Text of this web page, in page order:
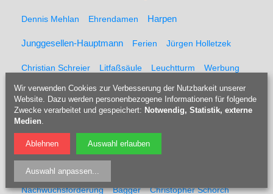
Dennis Mehlan Ehrendamen Harpen
Junggesellen-Hauptmann Ferien Jürgen Holletzek
Christian Schreier Litfaßsäule Leuchtturm Werbung
Reklame Plakat Polizei Blaulicht Barbara Steinitz
Björn Kollin Bahnhof Langendreer Bernie Blanks
Vita Assistenzhunde Gala Jessica Kastrop
Nachwuchsförderung Bagger Christopher Schorch
Wir verwenden Cookies zur Verbesserung der Nutzbarkeit unserer
Website. Dazu werden personenbezogene Informationen für folgende
Zwecke verarbeitet und gespeichert: Notwendig, Statistik, externe
Medien.
Ablehnen Auswahl erlauben
Auswahl anpassen...